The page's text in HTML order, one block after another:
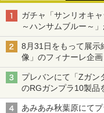
ガチャ「サンリオキ
～ハンサムブルー～
ポチャッコやタキシ
8月31日をもって展示
像」のフィナーレ企
Statue ― BEYOND
プレバンにて「Zガン
のRGガンプラ10製品
実施！
あみあみ秋葉原にて